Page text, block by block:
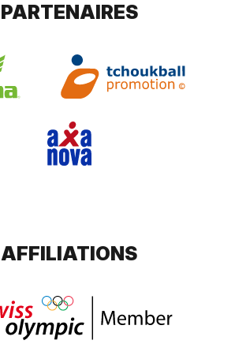
PARTENAIRES
AFFILIATIONS